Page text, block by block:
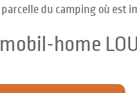
du camping où est
home